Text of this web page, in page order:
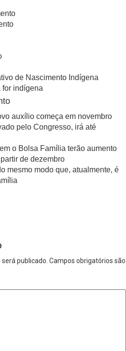
de Nascimento Indígena
for indígena
auxílio começa em novembro
pelo Congresso, irá até
o Bolsa Família terão aumento
de dezembro
mesmo modo que, atualmente, é
publicado. Campos obrigatórios são